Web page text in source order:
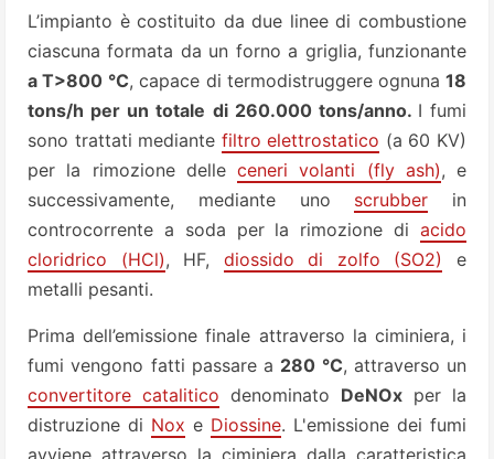
L’impianto è costituito da due linee di combustione
ciascuna formata da un forno a griglia, funzionante
a T>800 °C, capace di termodistruggere ognuna 18
tons/h per un totale di 260.000 tons/anno. I fumi
sono trattati mediante filtro elettrostatico (a 60 KV)
per la rimozione delle ceneri volanti (fly ash), e
successivamente, mediante uno scrubber in
controcorrente a soda per la rimozione di acido
cloridrico (HCl), HF, diossido di zolfo (SO2)
e
metalli pesanti.
Prima dell’emissione finale attraverso la ciminiera, i
fumi vengono fatti passare a 280 °C, attraverso un
convertitore catalitico denominato DeNOx per la
distruzione di Nox e Diossine. L'emissione dei fumi
avviene attraverso la ciminiera dalla caratteristica